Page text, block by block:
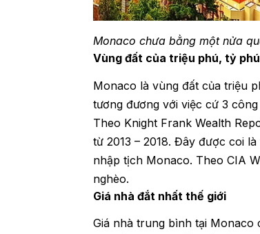
Monaco chưa bằng một nửa
Vùng đất của triệu phú, tỷ phú
Monaco là vùng đất của triệu
tương đương với việc cứ 3
Theo Knight Frank Wealth
từ 2013 – 2018. Đây được coi
nhập tịch Monaco. Theo CIA
nghèo.
Giá nhà đắt nhất thế giới
Giá nhà trung bình tại